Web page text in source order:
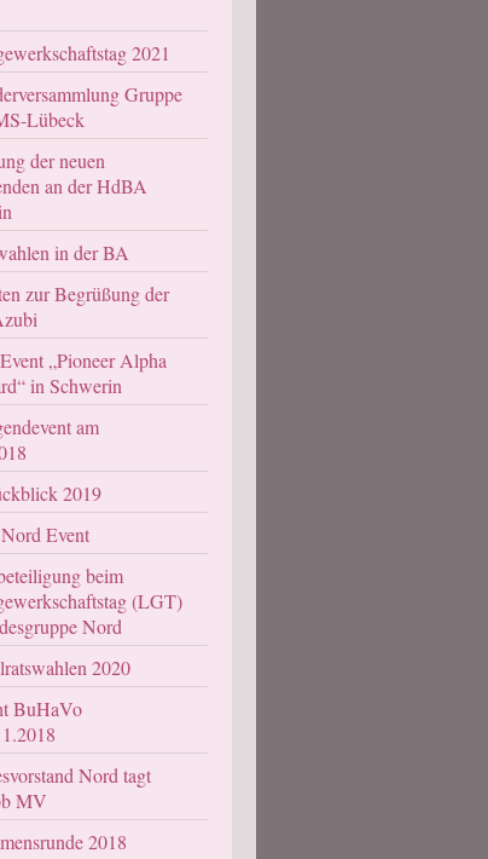
2021
Gruppe
Lübeck
der neuen
an der HdBA
in der BA
zur Begrüßung der
„Pioneer Alpha
in Schwerin
am
2019
Event
beim
(LGT)
Nord
2020
BuHaVo
Nord tagt
MV
2018